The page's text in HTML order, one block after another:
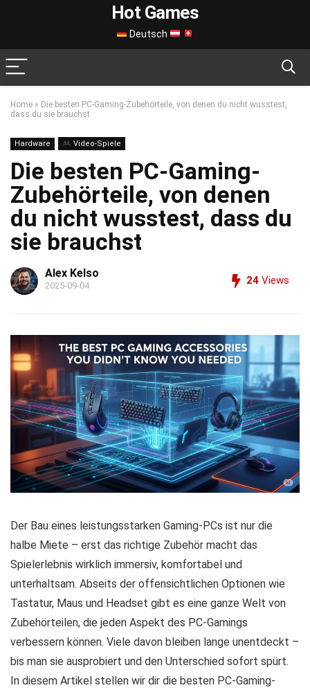
Hot Games
Deutsch
Home » Die besten PC-Gaming-Zubehörteile, von denen du nicht wusstest,
dass du sie brauchst
Hardware Video-Spiele
Die besten PC-Gaming-
Zubehörteile, von denen
du nicht wusstest, dass du
sie brauchst
Alex Kelso
2025-09-04 24 Views
Der Bau eines leistungsstarken Gaming-PCs ist nur die
halbe Miete – erst das richtige Zubehör macht das
Spielerlebnis wirklich immersiv, komfortabel und
unterhaltsam. Abseits der offensichtlichen Optionen wie
Tastatur, Maus und Headset gibt es eine ganze Welt von
Zubehörteilen, die jeden Aspekt des PC-Gamings
verbessern können. Viele davon bleiben lange unentdeckt –
bis man sie ausprobiert und den Unterschied sofort spürt.
In diesem Artikel stellen wir dir die besten PC-Gaming-